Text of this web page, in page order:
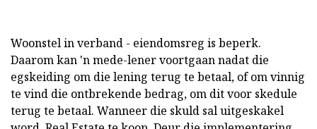
Woonstel in verband - eiendomsreg is beperk.
Daarom kan 'n mede-lener voortgaan nadat die
egskeiding om die lening terug te betaal, of om vinnig
te vind die ontbrekende bedrag, om dit voor skedule
terug te betaal. Wanneer die skuld sal uitgeskakel